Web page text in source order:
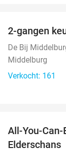
2-gangen
De Bij
Middelburg
Verkocht: 161
All-You-
Elderschans